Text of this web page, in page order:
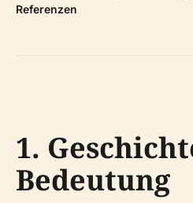
Referenzen
1.
Bedeutung